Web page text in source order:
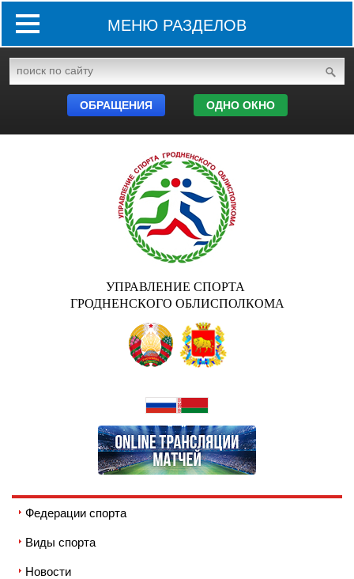
МЕНЮ РАЗДЕЛОВ
ОБРАЩЕНИЯ ОДНО ОКНО
УПРАВЛЕНИЕ СПОРТА
ГРОДНЕНСКОГО ОБЛИСПОЛКОМА
Федерации спорта
Виды спорта
Новости